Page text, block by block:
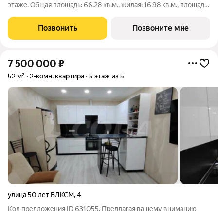
этаже. Общая площадь: 66.28 кв.м., жилая: 16.98 кв.м., площадь
м. Квартира с кухней-гостиной и одной спальней в квартале
«Новин».
Позвонить Позвоните мне
7 500 000 ₽
52 м² 2-комн. квартира 5 этаж из 5
улица 50 лет ВЛКСМ,4
Код предложения ID 631055. Предлагая вашему вниманию